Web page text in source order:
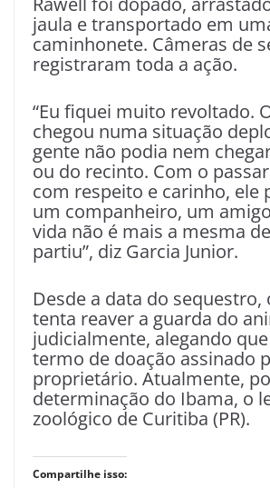
jaula e transportado em
caminhonete. Câmeras de
registraram toda a ação.
“Eu fiquei muito revoltado.
chegou numa situação
gente não podia nem
ou do recinto. Com o
com respeito e carinho, ele
um companheiro, um
vida não é mais a mesma
partiu”, diz Garcia Junior.
Desde a data do sequestro,
tenta reaver a guarda do
judicialmente, alegando
termo de doação assinado
proprietário. Atualmente,
determinação do Ibama, o
zoológico de Curitiba (PR).
Compartilhe isso: